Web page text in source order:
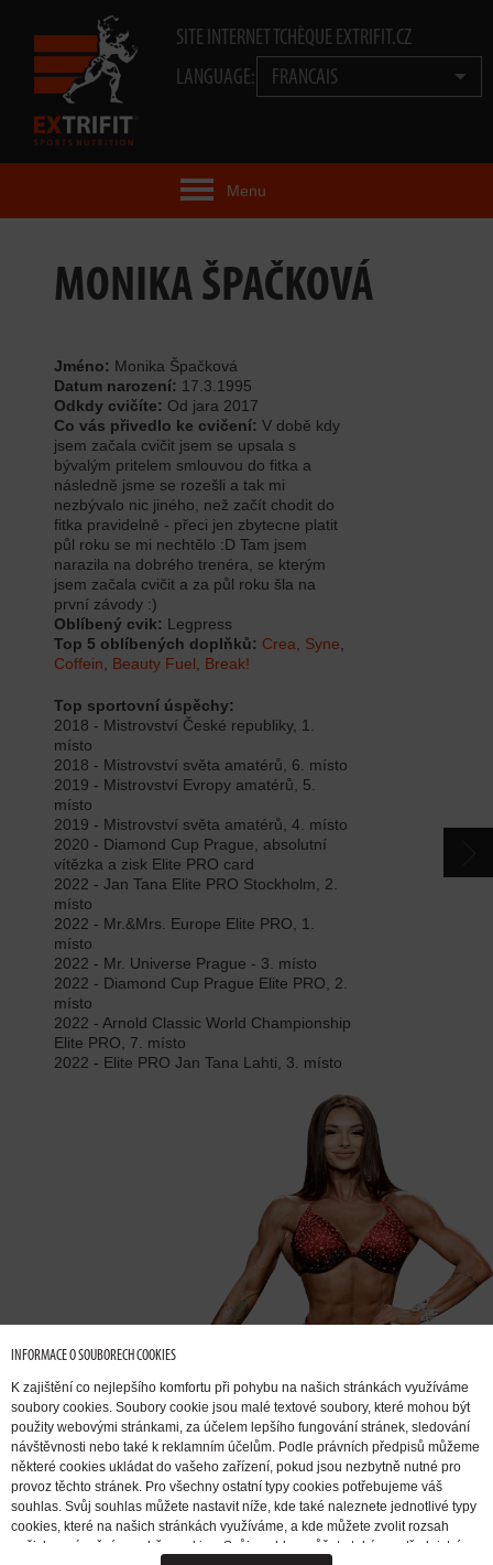
SITE INTERNET TCHÈQUE EXTRIFIT.CZ
LANGUAGE:
FRANCAIS
Menu
PRODUITS
TECHNOLOGIE
EXTRIFIT® TEAM
VIDÉOS
CONTACTS
CATALOGUE
MONIKA ŠPAČKOVÁ
Jméno: Monika Špačková
Datum narození: 17.3.1995
Odkdy cvičíte: Od jara 2017
Co vás přivedlo ke cvičení: V době kdy
jsem začala cvičit jsem se upsala s
bývalým pritelem smlouvou do fitka a
následně jsme se rozešli a tak mi
nezbývalo nic jiného, než začít chodit do
fitka pravidelně - přeci jen zbytecne platit
půl roku se mi nechtělo :D Tam jsem
narazila na dobrého trenéra, se kterým
jsem začala cvičit a za půl roku šla na
první závody :)
Oblíbený cvik: Legpress
Top 5 oblíbených doplňků: Crea Syne
Coffein
Beauty Fuel Break!
Top sportovní úspěchy:
2018 - Mistrovství České republiky, 1.
místo
2018 - Mistrovství světa amatérů, 6. místo
2019 - Mistrovství Evropy amatérů, 5.
místo
2019 - Mistrovství světa amatérů, 4. místo
2020 - Diamond Cup Prague, absolutní
vítězka a zisk Elite PRO card
2022 - Jan Tana Elite PRO Stockholm, 2.
místo
2022 - Mr.&Mrs. Europe Elite PRO, 1.
místo
2022 - Mr. Universe Prague - 3. místo
2022 - Diamond Cup Prague Elite PRO, 2.
místo
2022 - Arnold Classic World Championship
Elite PRO, 7. místo
2022 - Elite PRO Jan Tana Lahti, 3. místo
INFORMACE O SOUBORECH COOKIES
K zajištění co nejlepšího komfortu při pohybu na našich stránkách využíváme
soubory cookies. Soubory cookie jsou malé textové soubory, které mohou být
použity webovými stránkami, za účelem lepšího fungování stránek, sledování
návštěvnosti nebo také k reklamním účelům. Podle právních předpisů můžeme
některé cookies ukládat do vašeho zařízení, pokud jsou nezbytně nutné pro
provoz těchto stránek. Pro všechny ostatní typy cookies potřebujeme váš
souhlas. Svůj souhlas můžete nastavit níže, kde také naleznete jednotlivé typy
cookies, které na našich stránkách využíváme, a kde můžete zvolit rozsah
našich oprávnění pro sběr cookies. Svůj souhlas můžete také prostřednictvím